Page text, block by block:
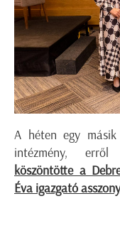
A héten egy
intézmény,
köszöntötte a
Éva igazgató